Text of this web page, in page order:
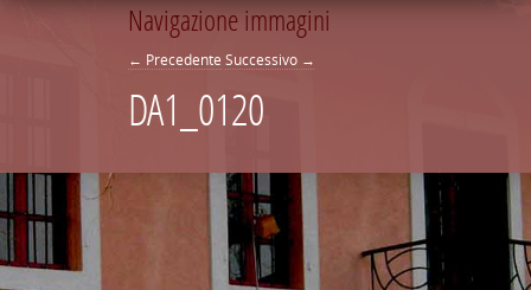
Navigazione immagini
← Precedente Successivo →
DA1_0120